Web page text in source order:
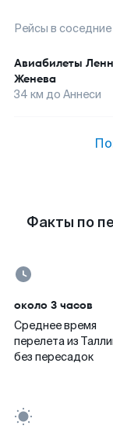
Рейсы в
Авиабилеты
Женева
34 км до Аннеси
Факты по
около 3 часов
Среднее время
перелета из
без пересадок